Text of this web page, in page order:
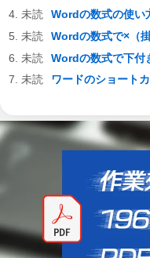
Wordの数式の使い
Wordの数式で×（
Wordの数式で下付
ワードのショート